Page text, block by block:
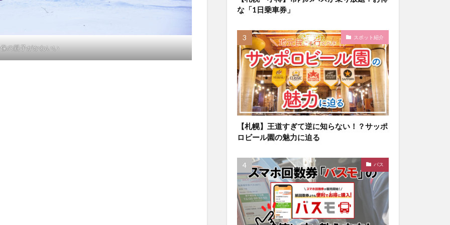
の親子がかわいい
な「1日乗車券」
スポット紹介
【札幌】王道すぎて逆に知らない！？サッポ
ロビール園の魅力に迫る
バス